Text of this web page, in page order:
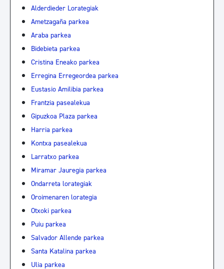
Alderdieder Lorategiak
Ametzagaña parkea
Araba parkea
Bidebieta parkea
Cristina Eneako parkea
Erregina Erregeordea parkea
Eustasio Amilibia parkea
Frantzia pasealekua
Gipuzkoa Plaza parkea
Harria parkea
Kontxa pasealekua
Larratxo parkea
Miramar Jauregia parkea
Ondarreta lorategiak
Oroimenaren lorategia
Otxoki parkea
Puiu parkea
Salvador Allende parkea
Santa Katalina parkea
Ulia parkea